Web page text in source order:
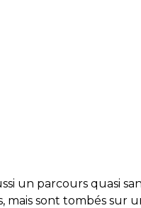
un parcours quasi
mais sont tombés sur